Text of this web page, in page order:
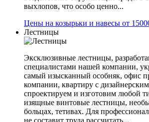
выхлопов, что особо ценно...
Цены на козырьки и навесы от
Лестницы
Эксклюзивные лестницы,
специалистами нашей компании,
самый изысканный особняк, офис
компании, квартиру с
спроектируем и изготовим любой
изящные винтовые лестницы,
больцах, тетивах. Для
не составит труда рассчитать...